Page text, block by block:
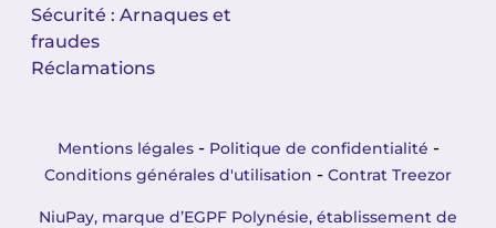
Sécurité : Arnaques et
fraudes
Réclamations
Mentions légales- Politique de confidentialité -
Conditions générales d'utilisation - Contrat Treezor
NiuPay, marque d’EGPF Polynésie, établissement de